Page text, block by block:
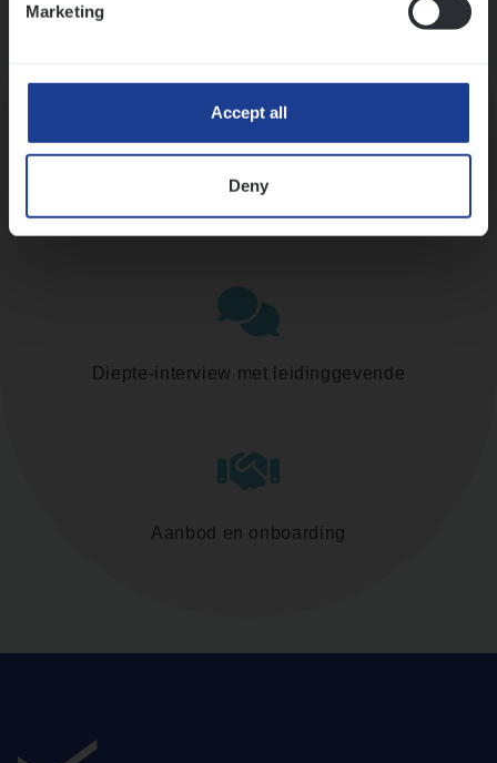
Marketing
Accept all
Deny
Assessment
Diepte-interview met leidinggevende
Aanbod en onboarding